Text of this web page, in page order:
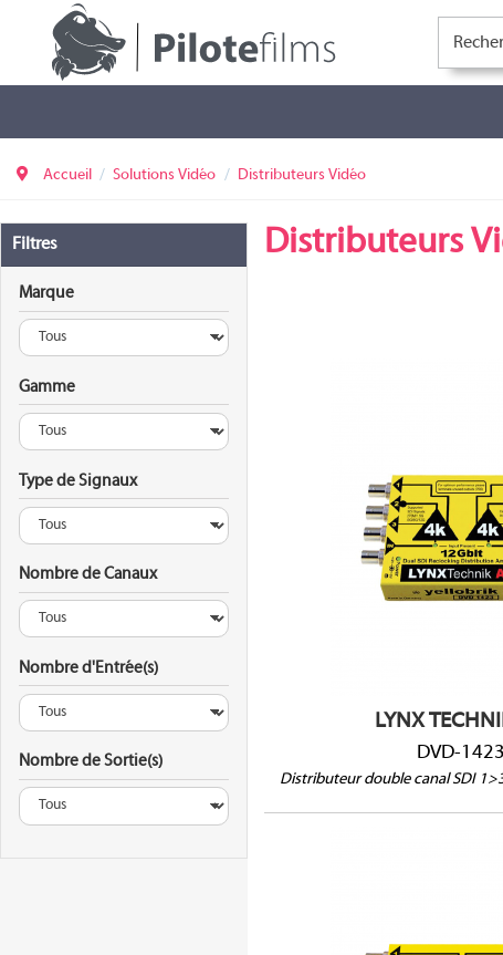
Accueil Solutions Vidéo Distributeurs Vidéo
Distributeurs
LYNX
DVD-1423
Distributeur double canal SDI
DVD-
2 entrées
3 sorties par canal
DVD-
Filtres
Marque
Gamme
Type de Signaux
Nombre de Canaux
Nombre d'Entrée(s)
Nombre de Sortie(s)